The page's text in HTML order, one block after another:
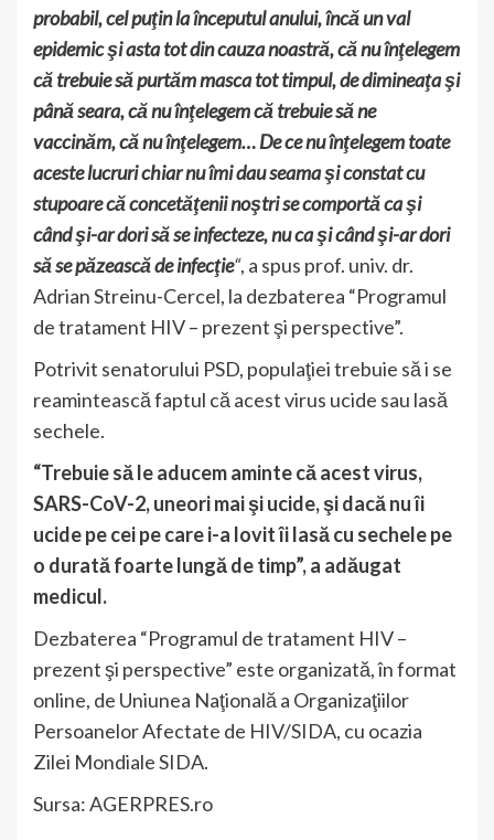
probabil, cel puţin la începutul anului, încă un val
epidemic şi asta tot din cauza noastră, că nu înţelegem
că trebuie să purtăm masca tot timpul, de dimineaţa şi
până seara, că nu înţelegem că trebuie să ne
vaccinăm, că nu înţelegem… De ce nu înţelegem toate
aceste lucruri chiar nu îmi dau seama şi constat cu
stupoare că concetăţenii noştri se comportă ca şi
când şi-ar dori să se infecteze, nu ca şi când şi-ar dori
să se păzească de infecţie“, a spus prof. univ. dr.
Adrian Streinu-Cercel, la dezbaterea “Programul
de tratament HIV – prezent şi perspective”.
Potrivit senatorului PSD, populaţiei trebuie să i se
reamintească faptul că acest virus ucide sau lasă
sechele.
“Trebuie să le aducem aminte că acest virus,
SARS-CoV-2, uneori mai şi ucide, şi dacă nu îi
ucide pe cei pe care i-a lovit îi lasă cu sechele pe
o durată foarte lungă de timp”, a adăugat
medicul.
Dezbaterea “Programul de tratament HIV –
prezent şi perspective” este organizată, în format
online, de Uniunea Naţională a Organizaţiilor
Persoanelor Afectate de HIV/SIDA, cu ocazia
Zilei Mondiale SIDA.
Sursa: AGERPRES.ro